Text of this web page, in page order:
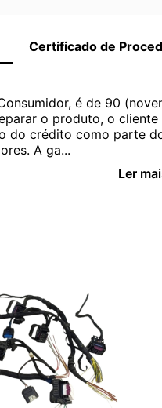
Certificado de
é de 90
o produto, o
do crédito como parte
A ga...
Ler